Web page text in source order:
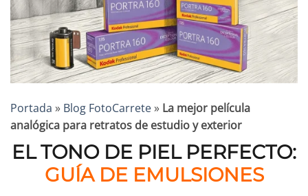
Portada » Blog FotoCarrete» La mejor película
analógica para retratos de estudio y exterior
EL TONO DE PIEL PERFECTO:
GUÍA DE EMULSIONES